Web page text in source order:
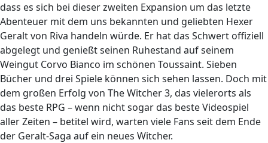
dass es sich bei dieser zweiten Expansion um das letzte
Abenteuer mit dem uns bekannten und geliebten Hexer
Geralt von Riva handeln würde. Er hat das Schwert offiziell
abgelegt und genießt seinen Ruhestand auf seinem
Weingut Corvo Bianco im schönen Toussaint. Sieben
Bücher und drei Spiele können sich sehen lassen. Doch mit
dem großen Erfolg von The Witcher 3, das vielerorts als
das beste RPG – wenn nicht sogar das beste Videospiel
aller Zeiten – betitel wird, warten viele Fans seit dem Ende
der Geralt-Saga auf ein neues Witcher.